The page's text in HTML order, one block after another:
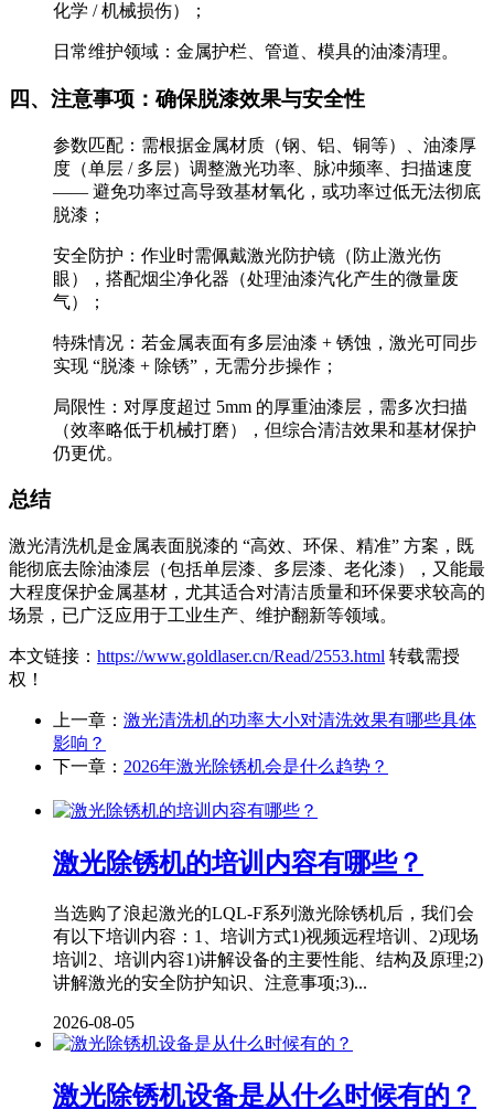
化学 / 机械损伤）；
日常维护领域：金属护栏、管道、模具的油漆清理。
四、注意事项：确保脱漆效果与安全性
参数匹配：需根据金属材质（钢、铝、铜等）、油漆厚
度（单层 / 多层）调整激光功率、脉冲频率、扫描速度
—— 避免功率过高导致基材氧化，或功率过低无法彻底
脱漆；
安全防护：作业时需佩戴激光防护镜（防止激光伤
眼），搭配烟尘净化器（处理油漆汽化产生的微量废
气）；
特殊情况：若金属表面有多层油漆 + 锈蚀，激光可同步
实现 “脱漆 + 除锈”，无需分步操作；
局限性：对厚度超过 5mm 的厚重油漆层，需多次扫描
（效率略低于机械打磨），但综合清洁效果和基材保护
仍更优。
总结
激光清洗机是金属表面脱漆的 “高效、环保、精准” 方案，既
能彻底去除油漆层（包括单层漆、多层漆、老化漆），又能最
大程度保护金属基材，尤其适合对清洁质量和环保要求较高的
场景，已广泛应用于工业生产、维护翻新等领域。
本文链接： https://www.goldlaser.cn/Read/2553.html 转载需授
权！
上一章： 激光清洗机的功率大小对清洗效果有哪些具体
影响？
下一章： 2026年激光除锈机会是什么趋势？
激光除锈机的培训内容有哪些？
当选购了浪起激光的LQL-F系列激光除锈机后，我们会
有以下培训内容：1、培训方式1)视频远程培训、2)现场
培训2、培训内容1)讲解设备的主要性能、结构及原理;2)
讲解激光的安全防护知识、注意事项;3)...
2026-08-05
激光除锈机设备是从什么时候有的？